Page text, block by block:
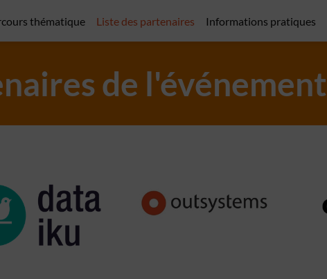
thématique Liste des partenaires Informations pratiques
de l'événement